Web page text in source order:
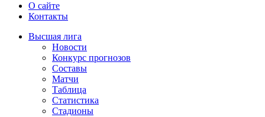
О сайте
Контакты
Высшая лига
Новости
Конкурс прогнозов
Составы
Матчи
Таблица
Статистика
Стадионы